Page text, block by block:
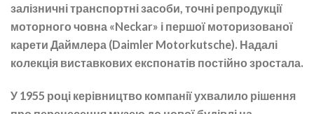
залізничні транспортні засоби, точні репродукції
моторного човна «Neckar» і першої моторизованої
карети Даймлера (Daimler Motorkutsche). Надалі
колекція виставкових експонатів постійно зростала.
У 1955 році керівництво компанії ухвалило рішення